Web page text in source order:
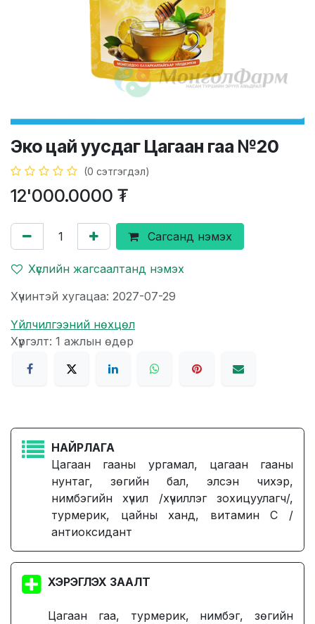
Эко цай уусдаг Цагаан гаа №20
(0 сэтгэгдэл)
12'000.0000 ₮
Сагсанд нэмэх
Хүслийн жагсаалтанд нэмэх
Хүчинтэй хугацаа: 2027-07-29
Үйлчилгээний нөхцөл
Хүргэлт: 1 ажлын өдөр
НАЙРЛАГА
Цагаан гааны ургамал, цагаан гааны
нунтаг, зөгийн бал, элсэн чихэр,
нимбэгийн хүчил /хүчиллэг зохицуулагч/,
турмерик, цайны ханд, витамин С /
антиоксидант
ХЭРЭГЛЭХ ЗААЛТ
Цагаан гаа, турмерик, нимбэг, зөгийн